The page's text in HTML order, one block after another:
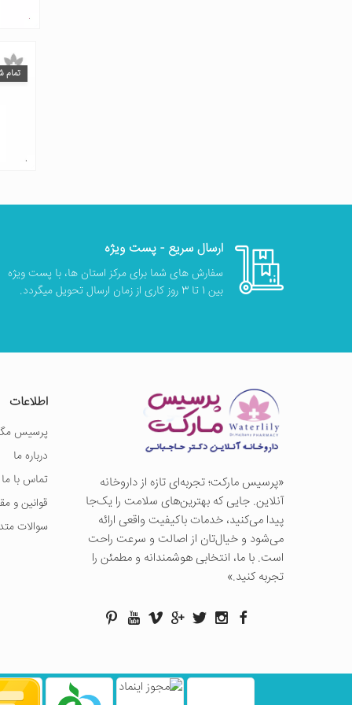
تمام
ارسال سریع - پست ویژه
سفارش های شما برای مرکز استان ها، با پست ویژه
بین 1 تا 3 روز کاری از زمان ارسال تحویل میگردد.
«پرسيس ماركت؛ تجربه‌ای تازه از داروخانه
آنلاین. جایی که بهترین‌های سلامت را یک‌جا
پیدا می‌کنید، خدمات باکیفیت واقعی ارائه
می‌شود و خیال‌تان از اصالت و سرعت راحت
است. با ما، انتخابی هوشمندانه و مطمئن را
تجربه کنید.»
اطلاعات
پرسیس
درباره ما
تماس با ما
قوانین و
سوالات